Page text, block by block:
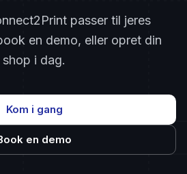
passer til jeres
en demo, eller opret din
shop i dag.
Kom i gang
en demo